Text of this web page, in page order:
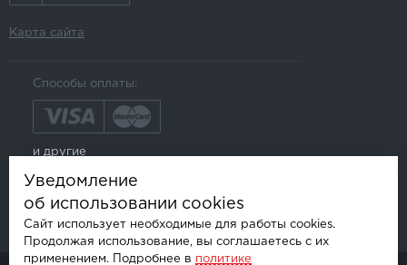
Карта сайта
Способы оплаты:
и другие
Уведомление
об использовании cookies
Сайт использует необходимые для работы cookies.
Продолжая использование, вы соглашаетесь с их
применением. Подробнее в политике